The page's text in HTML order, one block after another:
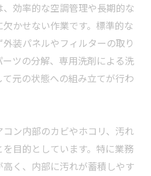
効率的な空調管理や長期的な
かせない作業です。標準的な
装パネルやフィルターの取り
ツの分解、専用洗剤による洗
元の状態への組み立てが行わ
ン内部のカビやホコリ、汚れ
目的としています。特に業務
く、内部に汚れが蓄積しやす